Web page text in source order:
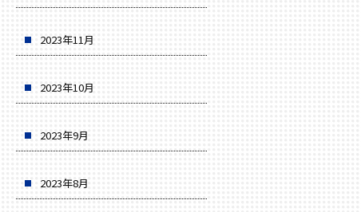
2023年11月
2023年10月
2023年9月
2023年8月